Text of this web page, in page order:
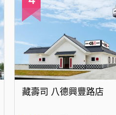
藏壽司 松江南京店